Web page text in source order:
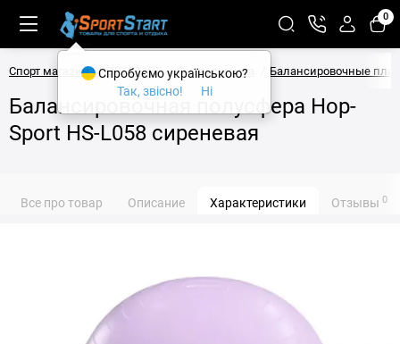
0
Спорт магазин SPORTSTART Фитнес и йога Балансировочные
Балансировочная полусфера Hop-
Sport HS-L058 сиреневая
Все про товар Описание Характеристики Отзывы 0
Спробуємо українською?
Так, звісно!
Ні